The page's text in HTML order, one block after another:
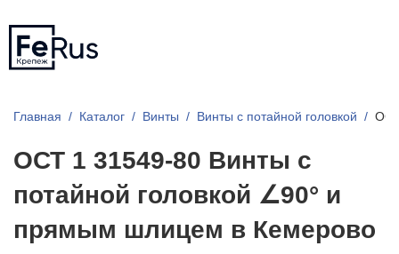
Главная Каталог Винты Винты с потайной головкой
ОСТ 1 31549-80 Винты с
потайной головкой ∠90° и
прямым шлицем в Кемерово